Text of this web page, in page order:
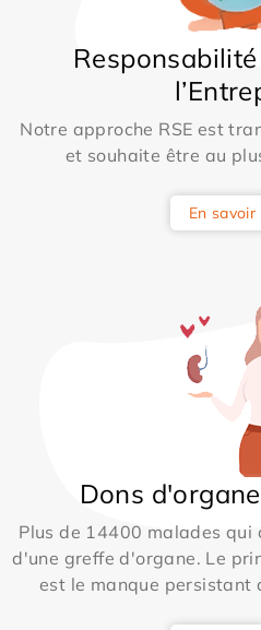
Notre approche RSE est
et souhaite être au
En savoir
Dons
Plus de 14400 malades qui
d'une greffe d'organe. Le
est le manque persistant